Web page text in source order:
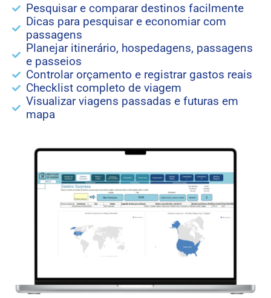
Pesquisar e comparar destinos facilmente
Dicas para pesquisar e economiar com
passagens
Planejar itinerário, hospedagens, passagens
e passeios
Controlar orçamento e registrar gastos reais
Checklist completo de viagem
Visualizar viagens passadas e futuras em
mapa